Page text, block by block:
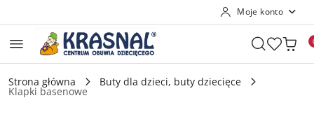
Moje konto
Strona główna Buty dla dzieci, buty dziecięce
Klapki basenowe